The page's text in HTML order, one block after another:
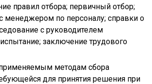
правил отбора; первичный отбор;
менеджером по персоналу; справки о
с руководителем
заключение трудового
методам сбора
для принятия решения при